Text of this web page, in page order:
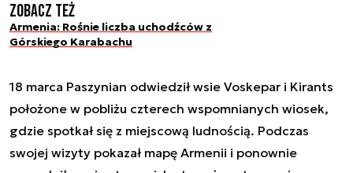
Zobacz też
Armenia: Rośnie liczba uchodźców z
Górskiego Karabachu
18 marca Paszynian odwiedził wsie Voskepar i Kirants
położone w pobliżu czterech wspomnianych wiosek,
gdzie spotkał się z miejscową ludnością. Podczas
swojej wizyty pokazał mapę Armenii i ponownie